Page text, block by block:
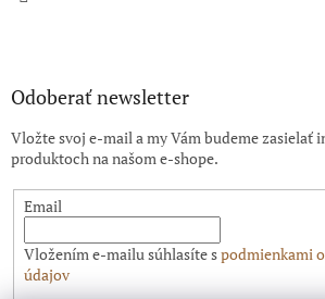
Odoberať newsletter
Vložte svoj e-mail a my Vám budeme zasielať
produktoch na našom e-shope.
Email
Vložením e-mailu súhlasíte spodmienkami
údajov